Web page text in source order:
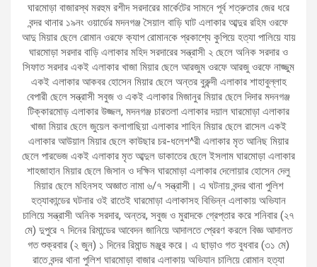
ঘারমোড়া বাজারস্থ মরহুম রশীদ সরদারের মার্কেটের সামনে পূর্ব শত্রুতার জের ধরে
বন্দর থানার ১৯নং ওয়ার্ডের মদনগঞ্জ সৈয়াল বাড়ি ঘাট এলাকার আব্দুর রহিম ওরফে
আদু মিয়ার ছেলে রোমান ওরফে ক্যাপ রোমানকে প্রকাশ্যে কুপিয়ে হত্যা পালিয়ে যায়
ঘারমোড়া সরদার বাড়ি এলাকার মহিদ সরদারের সন্ত্রাসী ২ ছেলে অনিক সরদার ও
সিফাত সরদার একই এলাকার খাজা মিয়ার ছেলে আরজুম ওরফে আরজু ওরফে নাজ্জুম
একই এলাকার আকবর হোসেন মিয়ার ছেলে অন্তর বুরুন্দী এলাকার শাহাবুল্লাহ
বেপারী ছেলে সন্ত্রাসী সবুজ ও একই এলাকার মিজানুর মিয়ার ছেলে দিদার মদনগঞ্জ
টিক্কারমোড় এলাকার উজ্জল, মদনগঞ্জ চারতলা এলাকার দয়াল ঘারমোড়া এলাকার
খাজা মিয়ার ছেলে জুয়েল কলাগাছিয়া এলাকার শাহিন মিয়ার ছেলে রাসেল একই
এলাকার আউয়াল মিয়ার ছেলে কাউছার চর-ধলেশ^রী এলাকার মৃত আনিছ মিয়ার
ছেলে পারভেজ একই এলাকার মৃত আব্দুল ডাকাতের ছেলে ইসলাম ঘারমোড়া এলাকার
শাহজাহান মিয়ার ছেলে জিসান ও দক্ষিন ঘারমোড়া এলাকার দেলোয়ার হোসেন দেলু
মিয়ার ছেলে মহিনসহ অজ্ঞাত নামা ৬/৭ সন্ত্রাসী। এ ঘটনায় বন্দর থানা পুলিশ
হত্যাকান্ডের ঘটনার ওই রাতেই ঘারমোড়া এলাকাসহ বিভিন্ন এলাকায় অভিযান
চালিয়ে সন্ত্রাসী অনিক সরদার, অন্তর, সবুজ ও মুরাদকে গ্রেপ্তার করে শনিবার (২৭
মে) দুপুরে ৭ দিনের রিমান্ডের আবেদন জানিয়ে আদালতে প্রেরণ করলে বিজ্ঞ আদালত
গত শুক্রবার (২ জুন) ১ দিনের রিমান্ড মঞ্জুর করে। এ ছাড়াও গত বুধবার (৩১ মে)
রাতে বন্দর থানা পুলিশ ঘারমোড়া বাজার এলাকায় অভিযান চালিয়ে রোমান হত্যা